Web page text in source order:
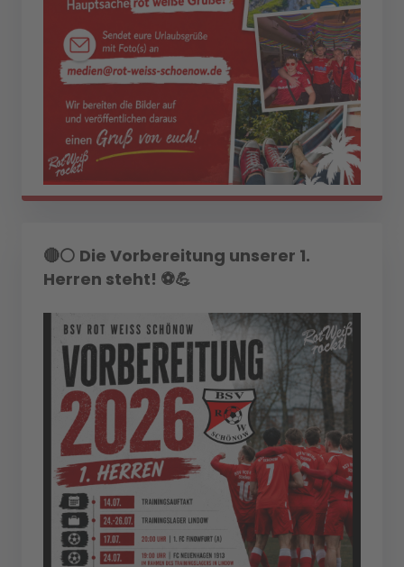
🔴⚪ Die Vorbereitung unserer 1.
Herren steht! ⚽💪